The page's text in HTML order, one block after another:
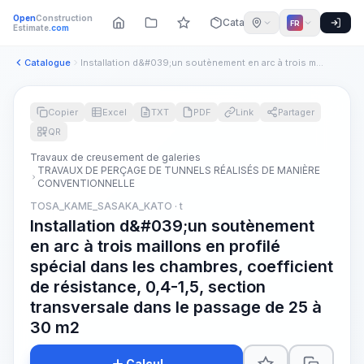
OpenConstruction
Estimate.com Catalogue FR
Catalogue Installation d&#039;un soutènement en arc à trois maillons e...
Copier Excel TXT PDF Link
Partager
QR
Travaux de creusement de galeries
TRAVAUX DE PERÇAGE DE TUNNELS RÉALISÉS DE MANIÈRE
CONVENTIONNELLE
TOSA_KAME_SASAKA_KATO · t
Installation d&#039;un soutènement
en arc à trois maillons en profilé
spécial dans les chambres, coefficient
de résistance, 0,4-1,5, section
transversale dans le passage de 25 à
30 m2